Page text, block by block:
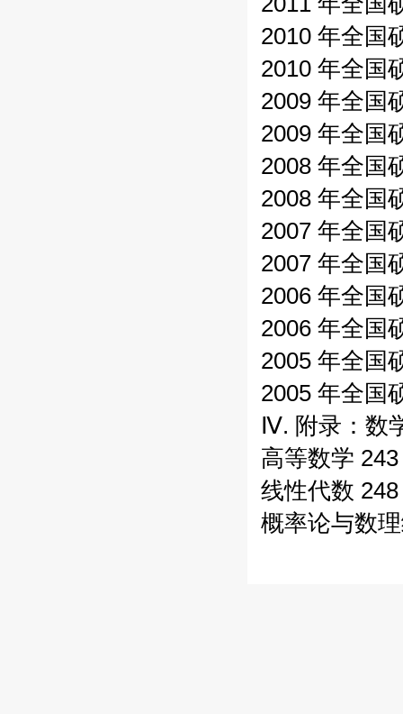
2010 年全国
2010 年全国
2009 年全国
2009 年全国
2008 年全国
2008 年全国
2007 年全国
2007 年全国
2006 年全国
2006 年全国
2005 年全国
2005 年全国
Ⅳ. 附录：数
高等数学 243
线性代数 248
概率论与数